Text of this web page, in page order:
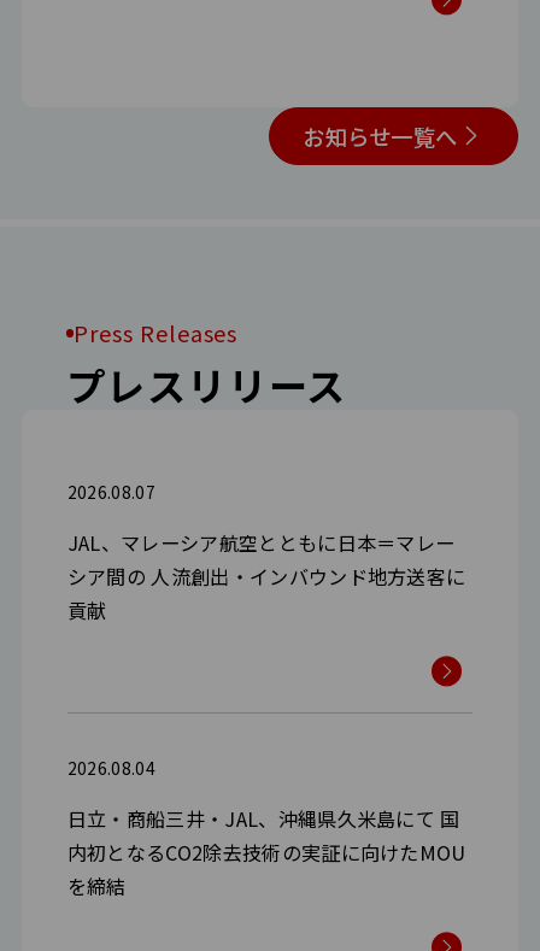
お知らせ一覧へ
Press Releases
プレスリリース
2026.08.07
JAL、マレーシア航空とともに日本＝マレー
シア間の 人流創出・インバウンド地方送客に
貢献
2026.08.04
日立・商船三井・JAL、沖縄県久米島にて 国
内初となるCO2除去技術の実証に向けたMOU
を締結